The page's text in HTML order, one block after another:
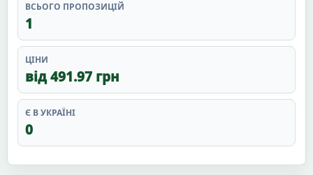
ВСЬОГО ПРОПОЗИЦІЙ
1
ЦІНИ
від 491.97 грн
Є В УКРАЇНІ
0